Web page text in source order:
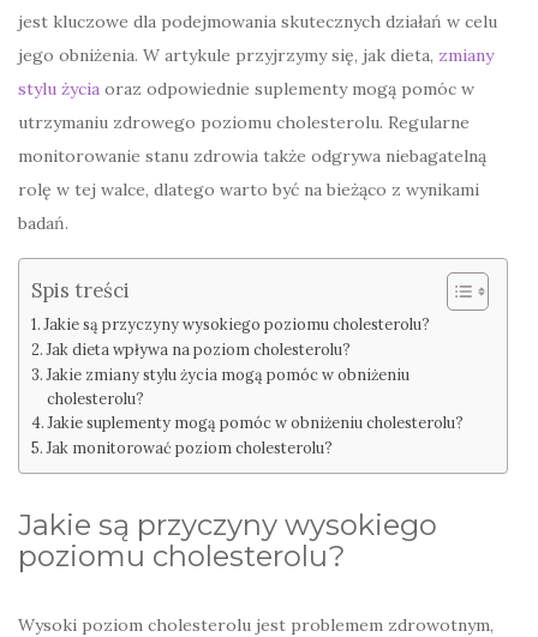
jest kluczowe dla podejmowania skutecznych działań w celu
jego obniżenia. W artykule przyjrzymy się, jak dieta, zmiany
stylu życia oraz odpowiednie suplementy mogą pomóc w
utrzymaniu zdrowego poziomu cholesterolu. Regularne
monitorowanie stanu zdrowia także odgrywa niebagatelną
rolę w tej walce, dlatego warto być na bieżąco z wynikami
badań.
Spis treści
Jakie są przyczyny wysokiego poziomu cholesterolu?
Jak dieta wpływa na poziom cholesterolu?
Jakie zmiany stylu życia mogą pomóc w obniżeniu
cholesterolu?
Jakie suplementy mogą pomóc w obniżeniu cholesterolu?
Jak monitorować poziom cholesterolu?
Jakie są przyczyny wysokiego
poziomu cholesterolu?
Wysoki poziom cholesterolu jest problemem zdrowotnym,